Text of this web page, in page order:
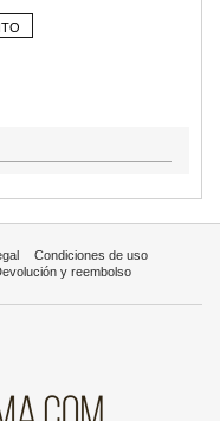
Condiciones de uso
y reembolso